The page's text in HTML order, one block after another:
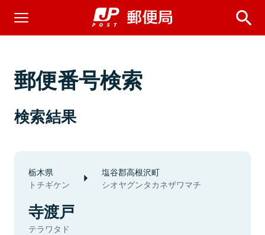
郵便番号検索
検索結果
栃木県
トチギケン
塩谷郡高根沢町
シオヤグンタカネザワマチ
寺渡戸
テラワタド